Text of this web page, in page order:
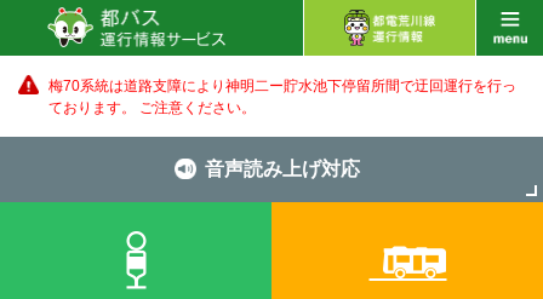
梅70系統は道路支障により神明二ー貯水池下停留所間で迂回運行を行っ
ております。 ご注意ください。
音声読み上げ対応